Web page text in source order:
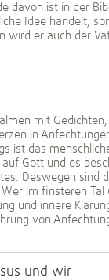
davon ist in der
Idee handelt,
wird er auch der
mit
in
ist das
Gott und es
Deswegen sind
im finsteren
und innere
von
und wir